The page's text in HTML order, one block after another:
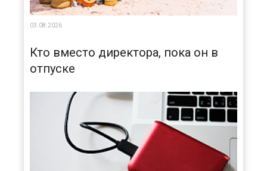
03.08.2026
Кто вместо директора, пока он в
отпуске